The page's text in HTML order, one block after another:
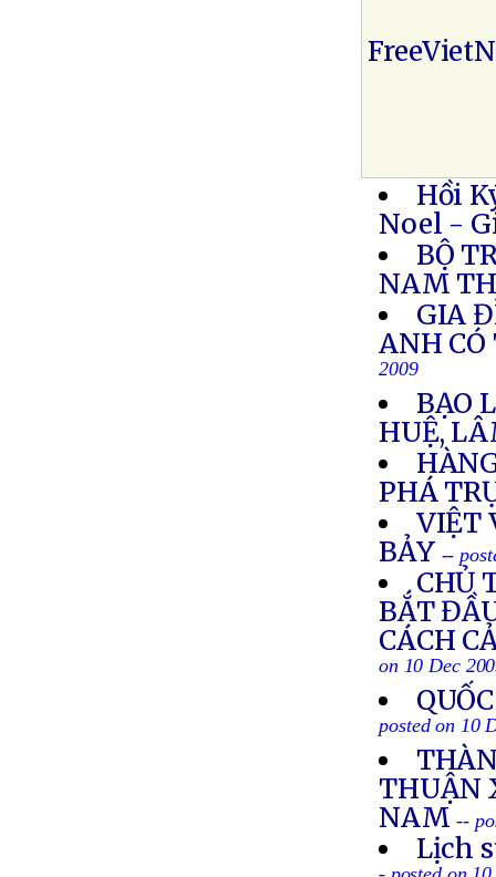
Hồi
Noel -
BỘ
NAM
GIA
ANH
2009
BẠO
HUỆ,
PHÁ
VIỆT
BẢY --
CHỦ
BẮT
CÁCH
on 10 Dec
posted on 10
THUẬN
NAM--
Lịch